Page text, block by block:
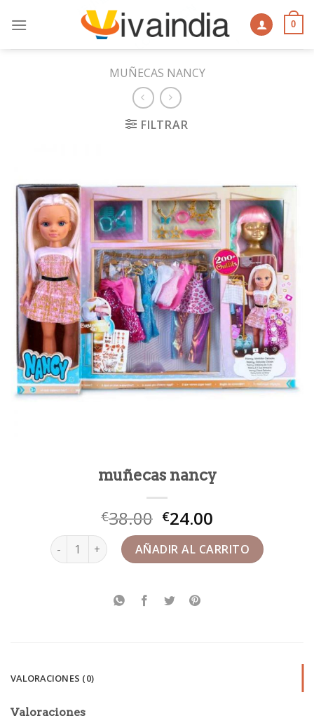
0
MUÑECAS NANCY
FILTRAR
muñecas nancy
€38.00 €24.00
muñecas nancy cantidadAÑADIR AL CARRITO
VALORACIONES (0)
Valoraciones